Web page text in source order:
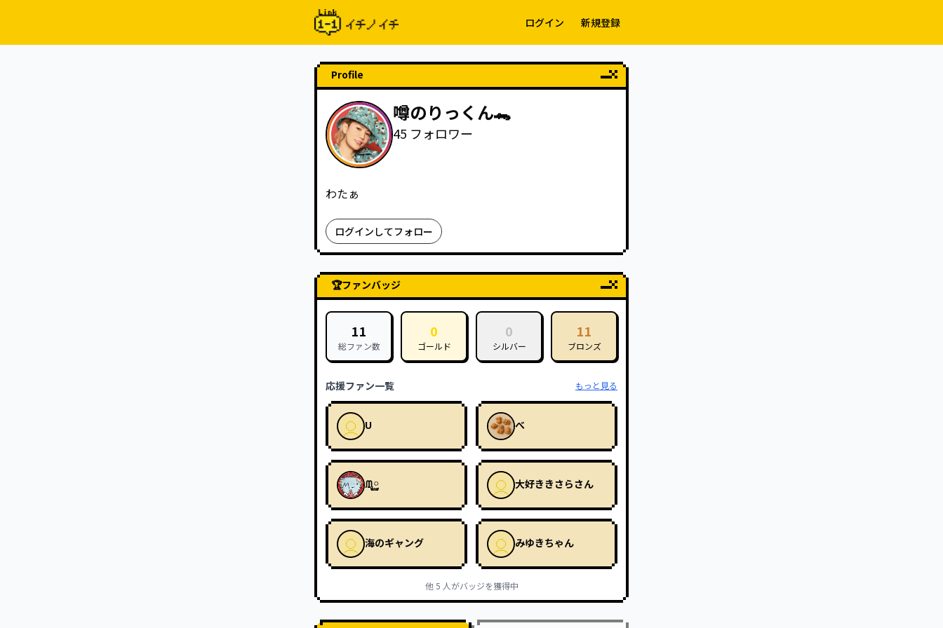
ログイン 新規登録
Profile
噂のりっくん🐊
45 フォロワー
わたぁ
ログインしてフォロー
🏆ファンバッジ
11
総ファン数
0
ゴールド
0
シルバー
11
ブロンズ
応援ファン一覧 もっと見る
U べ
ᙢ࿆ 大好ききさらさん
海のギャング みゆきちゃん
他5 人がバッジを獲得中